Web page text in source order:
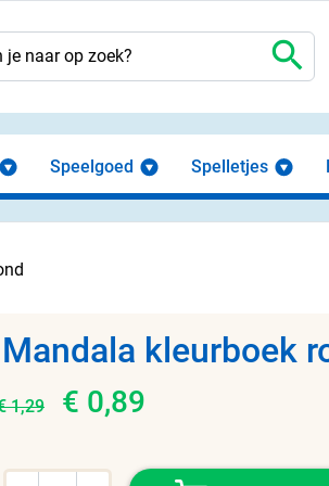
search
Speelgoed Spelletjes
Mandala kleurboek
1,29 € 0,89